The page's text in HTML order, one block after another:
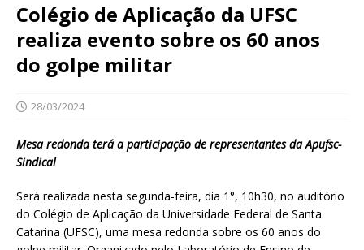
Colégio de Aplicação da UFSC
realiza evento sobre os 60 anos
do golpe militar
28/03/2024
Mesa redonda terá a participação de representantes da Apufsc-
Sindical
Será realizada nesta segunda-feira, dia 1°, 10h30, no auditório
do Colégio de Aplicação da Universidade Federal de Santa
Catarina (UFSC), uma mesa redonda sobre os 60 anos do